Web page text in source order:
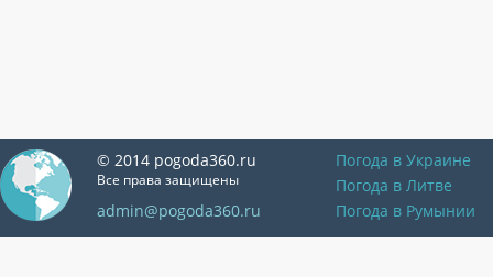
© 2014 pogoda360.ru
Все права защищены
admin@pogoda360.ru
Погода в Украине
Погода в Литве
Погода в Румынии